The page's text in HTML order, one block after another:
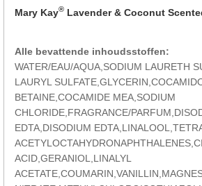
Mary Kay® Lavender & Coconut
Alle bevattende inhoudsstoffen:
WATER/EAU/AQUA,SODIUM LAURETH
LAURYL
BETAINE,COCAMIDE MEA,SODIUM
CHLORIDE,FRAGRANCE/
EDTA,DISODIUM
ACID,GERANIOL,LINALYL